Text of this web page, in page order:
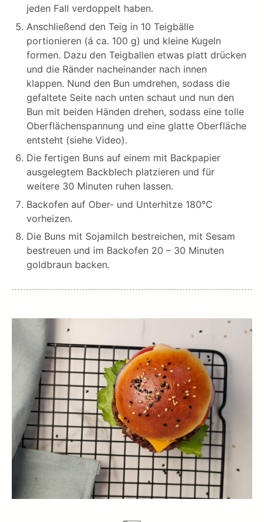
jeden Fall verdoppelt haben.
Anschließend den Teig in 10 Teigbälle
portionieren (á ca. 100 g) und kleine Kugeln
formen. Dazu den Teigballen etwas platt drücken
und die Ränder nacheinander nach innen
klappen. Nund den Bun umdrehen, sodass die
gefaltete Seite nach unten schaut und nun den
Bun mit beiden Händen drehen, sodass eine tolle
Oberflächenspannung und eine glatte Oberfläche
entsteht (siehe Video).
Die fertigen Buns auf einem mit Backpapier
ausgelegtem Backblech platzieren und für
weitere 30 Minuten ruhen lassen.
Backofen auf Ober- und Unterhitze 180°C
vorheizen.
Die Buns mit Sojamilch bestreichen, mit Sesam
bestreuen und im Backofen 20 – 30 Minuten
goldbraun backen.